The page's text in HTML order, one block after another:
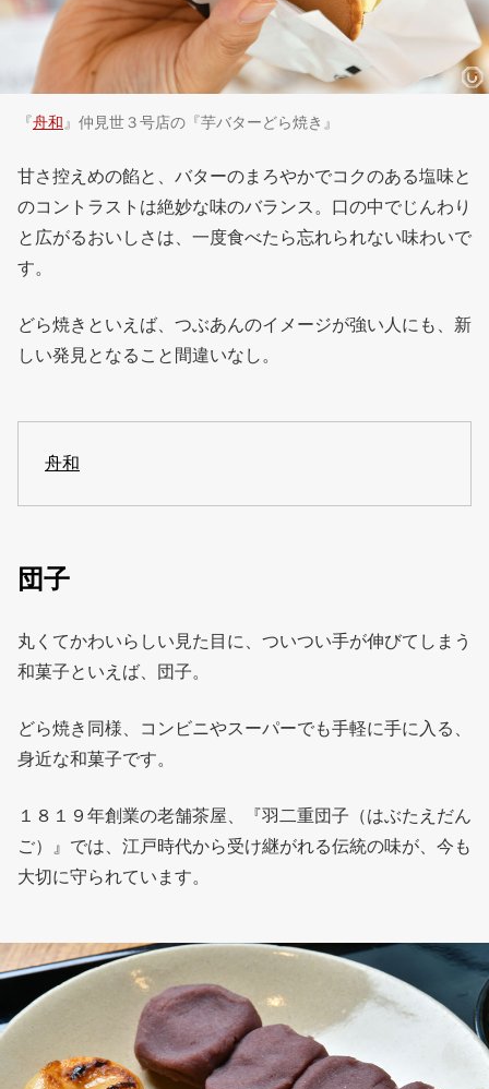
『舟和』仲見世３号店の『芋バターどら焼き』
甘さ控えめの餡と、バターのまろやかでコクのある塩味と
のコントラストは絶妙な味のバランス。口の中でじんわり
と広がるおいしさは、一度食べたら忘れられない味わいで
す。
どら焼きといえば、つぶあんのイメージが強い人にも、新
しい発見となること間違いなし。
舟和
団子
丸くてかわいらしい見た目に、ついつい手が伸びてしまう
和菓子といえば、団子。
どら焼き同様、コンビニやスーパーでも手軽に手に入る、
身近な和菓子です。
１８１９年創業の老舗茶屋、『羽二重団子（はぶたえだん
ご）』では、江戸時代から受け継がれる伝統の味が、今も
大切に守られています。